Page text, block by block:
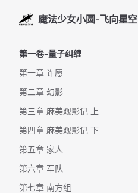
Skip to content
魔法少女小圆-飞向星空
第一卷-量子纠缠
第一章 许愿
第二章 幻影
第三章 麻美观影记 上
第四章 麻美观影记 下
第五章 家人
第六章 军队
第七章 南方组